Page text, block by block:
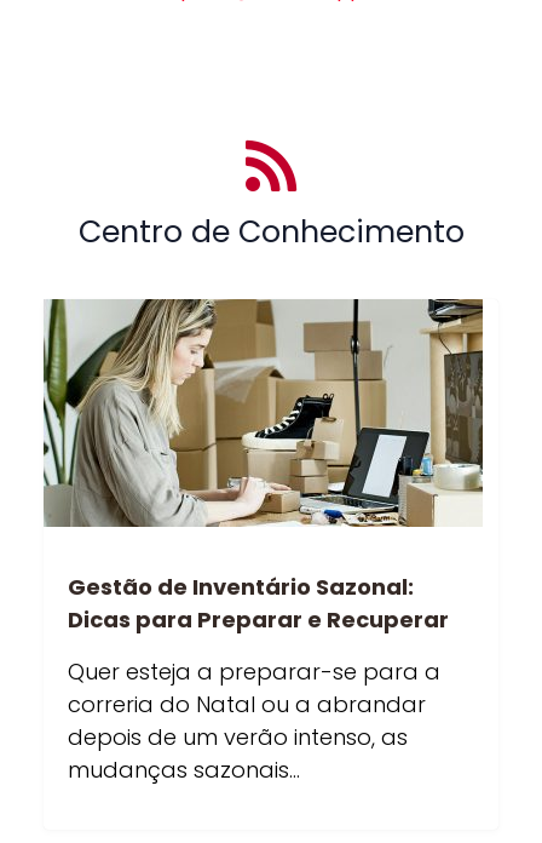
Centro de Conhecimento
Gestão de Inventário Sazonal:
Dicas para Preparar e Recuperar
Quer esteja a preparar-se para a
correria do Natal ou a abrandar
depois de um verão intenso, as
mudanças sazonais…